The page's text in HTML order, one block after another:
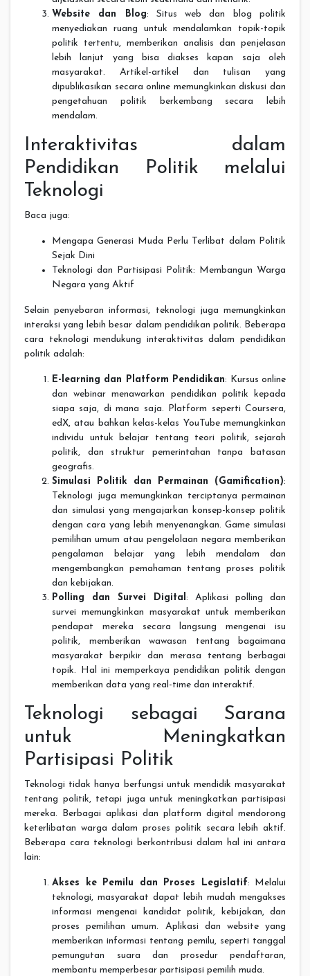
Website dan Blog: Situs web dan blog politik
menyediakan ruang untuk mendalamkan topik-topik
politik tertentu, memberikan analisis dan penjelasan
lebih lanjut yang bisa diakses kapan saja oleh
masyarakat. Artikel-artikel dan tulisan yang
dipublikasikan secara online memungkinkan diskusi dan
pengetahuan politik berkembang secara lebih
mendalam.
Interaktivitas dalam
Pendidikan Politik melalui
Teknologi
Baca juga:
Mengapa Generasi Muda Perlu Terlibat dalam Politik
Sejak Dini
Teknologi dan Partisipasi Politik: Membangun Warga
Negara yang Aktif
Selain penyebaran informasi, teknologi juga memungkinkan
interaksi yang lebih besar dalam pendidikan politik. Beberapa
cara teknologi mendukung interaktivitas dalam pendidikan
politik adalah:
E-learning dan Platform Pendidikan: Kursus online
dan webinar menawarkan pendidikan politik kepada
siapa saja, di mana saja. Platform seperti Coursera,
edX, atau bahkan kelas-kelas YouTube memungkinkan
individu untuk belajar tentang teori politik, sejarah
politik, dan struktur pemerintahan tanpa batasan
geografis.
Simulasi Politik dan Permainan (Gamification):
Teknologi juga memungkinkan terciptanya permainan
dan simulasi yang mengajarkan konsep-konsep politik
dengan cara yang lebih menyenangkan. Game simulasi
pemilihan umum atau pengelolaan negara memberikan
pengalaman belajar yang lebih mendalam dan
mengembangkan pemahaman tentang proses politik
dan kebijakan.
Polling dan Survei Digital : Aplikasi polling dan
survei memungkinkan masyarakat untuk memberikan
pendapat mereka secara langsung mengenai isu
politik, memberikan wawasan tentang bagaimana
masyarakat berpikir dan merasa tentang berbagai
topik. Hal ini memperkaya pendidikan politik dengan
memberikan data yang real-time dan interaktif.
Teknologi sebagai Sarana
untuk Meningkatkan
Partisipasi Politik
Teknologi tidak hanya berfungsi untuk mendidik masyarakat
tentang politik, tetapi juga untuk meningkatkan partisipasi
mereka. Berbagai aplikasi dan platform digital mendorong
keterlibatan warga dalam proses politik secara lebih aktif.
Beberapa cara teknologi berkontribusi dalam hal ini antara
lain:
Akses ke Pemilu dan Proses Legislatif: Melalui
teknologi, masyarakat dapat lebih mudah mengakses
informasi mengenai kandidat politik, kebijakan, dan
proses pemilihan umum. Aplikasi dan website yang
memberikan informasi tentang pemilu, seperti tanggal
pemungutan suara dan prosedur pendaftaran,
membantu memperbesar partisipasi pemilih muda.